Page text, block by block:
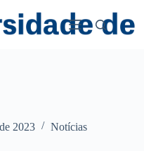
2023 Notícias